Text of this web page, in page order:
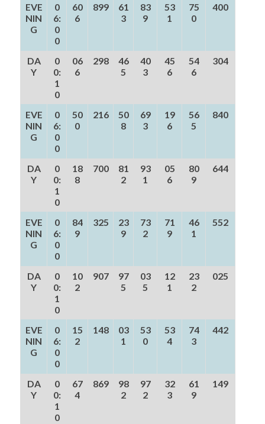
EVE
NIN
G
0
6:
0
0
60
6
899
61
3
83
9
53
1
75
0
400
DA
Y
0
0:
1
0
06
6
298
46
5
40
3
45
6
54
6
304
EVE
NIN
G
0
6:
0
0
50
0
216
50
8
69
3
19
6
56
5
840
DA
Y
0
0:
1
0
18
8
700
81
2
93
1
05
6
80
9
644
EVE
NIN
G
0
6:
0
0
84
9
325
23
9
73
2
71
9
46
1
552
DA
Y
0
0:
1
0
10
2
907
97
5
03
5
12
1
23
2
025
EVE
NIN
G
0
6:
0
0
15
2
148
03
1
53
0
53
4
74
3
442
DA
Y
0
0:
1
0
67
4
869
98
2
97
2
32
3
61
9
149